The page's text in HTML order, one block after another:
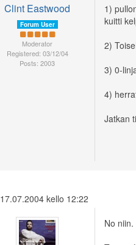
Clint Eastwood
Forum User
Moderator
Registered: 03/12/04
Posts: 2003
1)
kuitti
2)
3) 0-
4)
Jatkan
17.07.2004 kello 12:22
No niin.